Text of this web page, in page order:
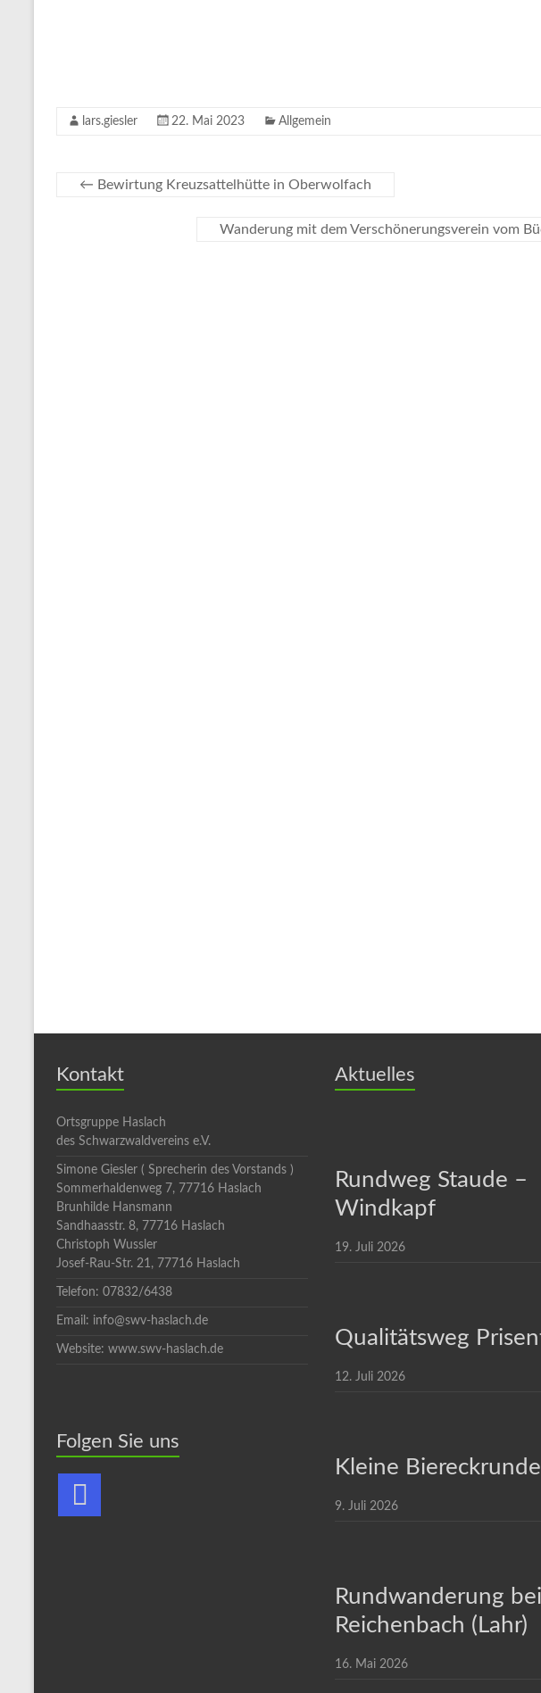
lars.giesler 22. Mai 2023 Allgemein
← Bewirtung Kreuzsattelhütte in Oberwolfach
Wanderung mit dem Verschönerungsverein vom
Kontakt
Ortsgruppe Haslach
des Schwarzwaldvereins e.V.
Simone Giesler ( Sprecherin des Vorstands )
Sommerhaldenweg 7, 77716 Haslach
Brunhilde Hansmann
Sandhaasstr. 8, 77716 Haslach
Christoph Wussler
Josef-Rau-Str. 21, 77716 Haslach
Telefon: 07832/6438
Email: info@swv-haslach.de
Website: www.swv-haslach.de
Folgen Sie uns
Aktuelles
Rundweg Staude –
Windkapf
19. Juli 2026
Qualitätsweg
12. Juli 2026
Kleine Biereckrunde
9. Juli 2026
Rundwanderung bei
Reichenbach (Lahr)
16. Mai 2026